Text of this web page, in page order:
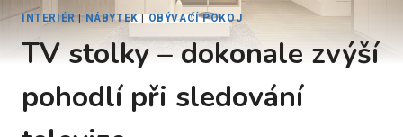
INTERIÉR |NÁBYTEK|OBÝVACÍ POKOJ
TV stolky – dokonale zvýší
pohodlí při sledování